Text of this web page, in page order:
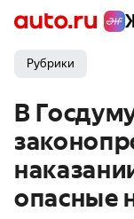
Рубрики
В
опасные